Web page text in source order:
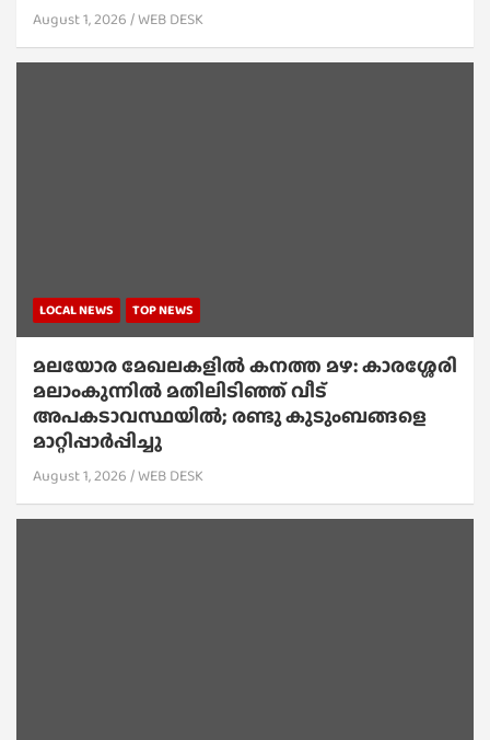
August 1, 2026 WEB DESK
LOCAL NEWS TOP NEWS
മലയോര മേഖലകളിൽ കനത്ത മഴ: കാരശ്ശേരി
മലാംകുന്നിൽ മതിലിടിഞ്ഞ് വീട്
അപകടാവസ്ഥയിൽ; രണ്ടു കുടുംബങ്ങളെ
മാറ്റിപ്പാർപ്പിച്ചു
August 1, 2026 WEB DESK